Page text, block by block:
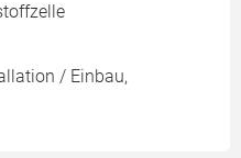
/ Einbau,